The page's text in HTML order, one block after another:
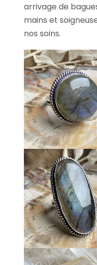
arrivage de
mains et
nos soins.